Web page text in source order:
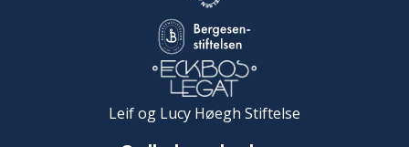
Leif og Lucy Høegh Stiftelse